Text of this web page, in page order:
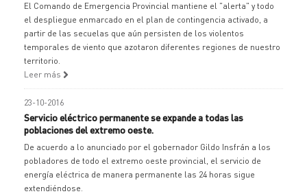
El Comando de Emergencia Provincial mantiene el "alerta" y todo
el despliegue enmarcado en el plan de contingencia activado, a
partir de las secuelas que aún persisten de los violentos
temporales de viento que azotaron diferentes regiones de nuestro
territorio.
Leer más
23-10-2016
Servicio eléctrico permanente se expande a todas las
poblaciones del extremo oeste.
De acuerdo a lo anunciado por el gobernador Gildo Insfrán a los
pobladores de todo el extremo oeste provincial, el servicio de
energía eléctrica de manera permanente las 24 horas sigue
extendiéndose.